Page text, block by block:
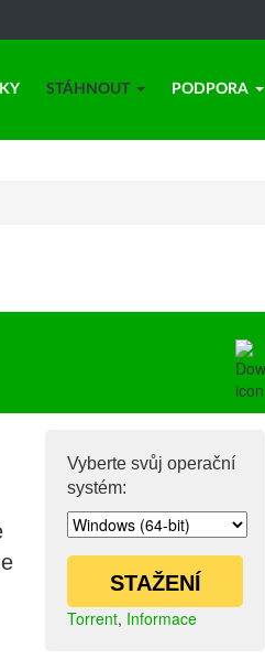
STÁHNOUT PODPORA
Vyberte svůj operační
systém:
STAŽENÍ
Torrent, Informace